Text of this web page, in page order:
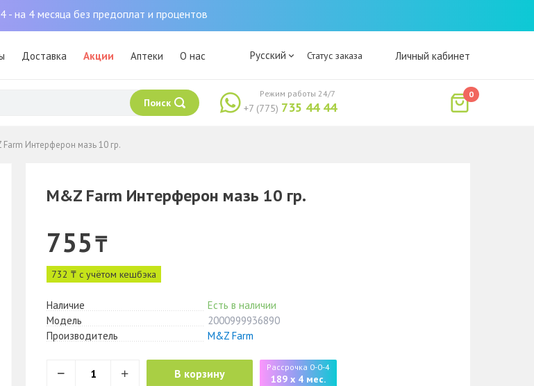
- на 4 месяца без предоплат и процентов
Доставка Акции Аптеки О нас Русский Статус заказа Личный кабинет
Поиск +7 (775) 735 44 44
Режим работы 24/7 0
Farm Интерферон мазь 10 гр.
M&Z Farm Интерферон мазь 10 гр.
755₸
732 ₸ с учётом кешбэка
Наличие
Есть в наличии
Модель
2000999936890
Производитель
M&Z Farm
В корзину Рассрочка 0-0-4
189 x 4 мес.